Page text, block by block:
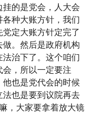
的是党会，人大会
种大账方针，我们
定大账方针定完了
。然后是政府机构
治下了。这个咱们
，所以一定要注
也是党代会的时候
也是要到议院再去
，大家要拿着放大镜